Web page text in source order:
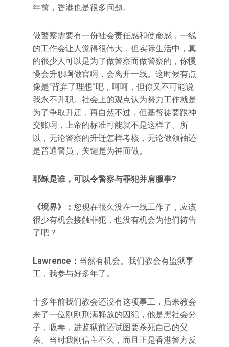
年前，香港也是很多问题。
做警察需要有一份社会责任感和使命感，一线
的工作会让人觉得很伟大，但实际生活中，真
的很少人可以是为了做警察而做警察的，你慢
慢会升职啊做官啊，会离开一线。这时候有点
像是“背弃了理想”吧，呵呵，但你又不可能说
我永不升职。社会上的观点认为努力工作就是
为了争取升迁，再自然不过，但基督徒要跟神
交账啊，上帝的标准可能就不是这样了。所
以，无论警察的升迁怎样考核，无论做领袖还
是普通警员，关键是为神而做。
耶稣是谁，可以令警察与罪犯并肩服事?
《境界》： 您现在很久没在一线工作了，应该
很少有机会接触罪犯，也没有机会为他们祷告
了吧？
Lawrence： 当然有机会。我们教会有监狱事
工，我参与好多年了。
十多年前我们教会还没有这项事工，后来教会
来了一位刚刚刑满释放的囚犯，他是黑社会分
子，吸毒，进监狱前还试图要杀死自己的父
亲。当时我刚信主不久，而且正是香港警方反